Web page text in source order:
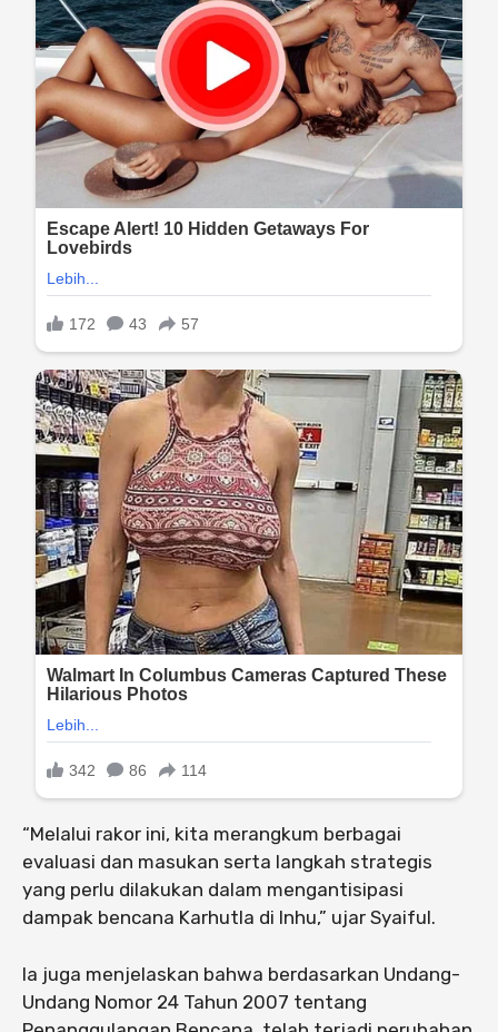
“Melalui rakor ini, kita merangkum berbagai
evaluasi dan masukan serta langkah strategis
yang perlu dilakukan dalam mengantisipasi
dampak bencana Karhutla di Inhu,” ujar Syaiful.
Ia juga menjelaskan bahwa berdasarkan Undang-
Undang Nomor 24 Tahun 2007 tentang